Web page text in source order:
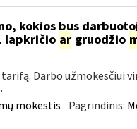
kokios bus
lapkričio argruodžio
Darbo užmokesčiui
mokestis Pagrindinis: